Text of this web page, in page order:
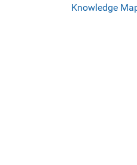
Knowledge